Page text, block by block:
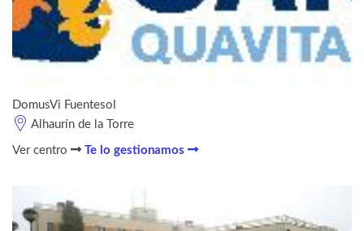
DomusVi Fuentesol
Alhaurín de la Torre
Ver centro Te lo gestionamos